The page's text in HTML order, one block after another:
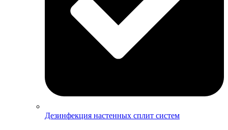
Дезинфекция настенных сплит систем